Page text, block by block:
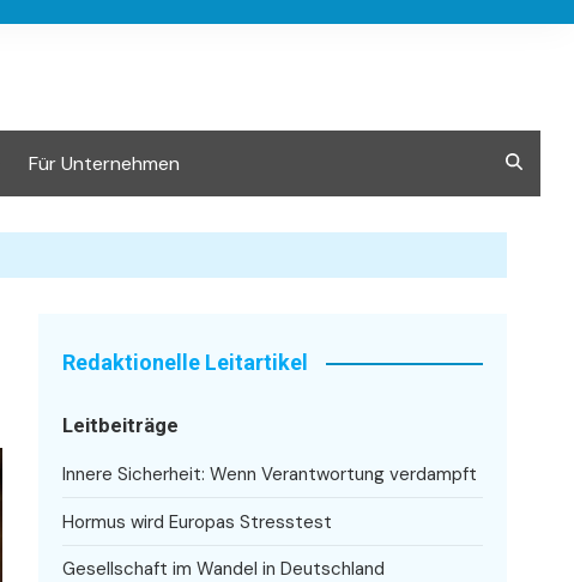
Für Unternehmen
Redaktionelle Leitartikel
Leitbeiträge
Innere Sicherheit: Wenn Verantwortung verdampft
Hormus wird Europas Stresstest
Gesellschaft im Wandel in Deutschland